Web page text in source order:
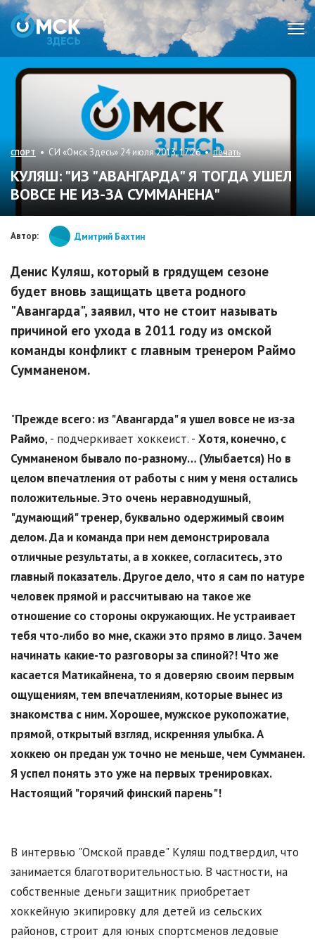
СПОРТ • СИ «Омск Здесь» 24 июля 2013, 17:26 •печать
КУЛЯШ: "ИЗ "АВАНГАРДА" Я ТОГДА УШЕЛ
ВОВСЕ НЕ ИЗ-ЗА СУММАНЕНА"
Автор: Дмитрий Бахтин
Денис Куляш, который в грядущем сезоне
будет вновь защищать цвета родного
"Авангарда", заявил, что не стоит называть
причиной его ухода в 2011 году из омской
команды конфликт с главным тренером Раймо
Сумманеном.
"Прежде всего: из "Авангарда" я ушел вовсе не из-за
Раймо, - подчеркивает хоккеист. - Хотя, конечно, с
Сумманеном бывало по-разному… (Улыбается) Но в
целом впечатления от работы с ним у меня остались
положительные. Это очень неравнодушный,
"думающий" тренер, буквально одержимый своим
делом. Да и команда при нем демонстрировала
отличные результаты, а в хоккее, согласитесь, это
главный показатель. Другое дело, что я сам по натуре
человек прямой и рассчитываю на такое же
отношение со стороны окружающих. Не устраивает
тебя что-либо во мне, скажи это прямо в лицо. Зачем
начинать какие-то разговоры за спиной?! Что же
касается Матикайнена, то я доверяю своим первым
ощущениям, тем впечатлениям, которые вынес из
знакомства с ним. Хорошее, мужское рукопожатие,
прямой, открытый взгляд, искренняя улыбка. А
хоккею он предан уж точно не меньше, чем Сумманен.
Я успел понять это уже на первых тренировках.
Настоящий "горячий финский парень"!
В интервью "Омской правде" Куляш подтвердил, что
занимается благотворительностью. В частности, на
собственные деньги защитник приобретает
хоккейную экипировку для детей из сельских
районов, строит для юных спортсменов ледовые